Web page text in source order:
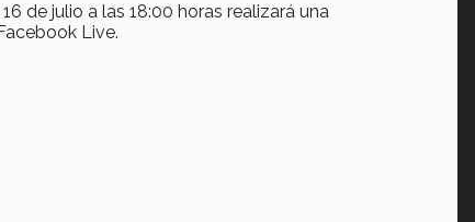
de julio a las 18:00 horas realizará una
Live.